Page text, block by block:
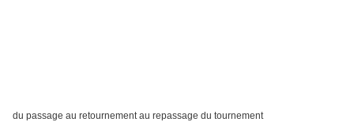
du passage au retournement au repassage du tournement